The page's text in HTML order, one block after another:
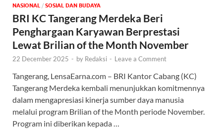
NASIONAL / SOSIAL DAN BUDAYA
BRI KC Tangerang Merdeka Beri
Penghargaan Karyawan Berprestasi
Lewat Brilian of the Month November
22 December 2025 - by Redaksi - Leave a Comment
Tangerang, LensaEarna.com – BRI Kantor Cabang (KC)
Tangerang Merdeka kembali menunjukkan komitmennya
dalam mengapresiasi kinerja sumber daya manusia
melalui program Brilian of the Month periode November.
Program ini diberikan kepada …